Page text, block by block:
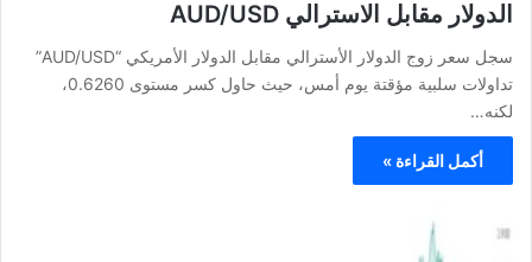
الدولار مقابل الاسترالي AUD/USD
سجل سعر زوج الدولار الأسترالي مقابل الدولار الأمريكي “AUD/USD”
تداولات سلبية مؤقتة يوم أمس، حيث حاول كسر مستوى 0.6260،
لكنه…
أكمل القراءة »